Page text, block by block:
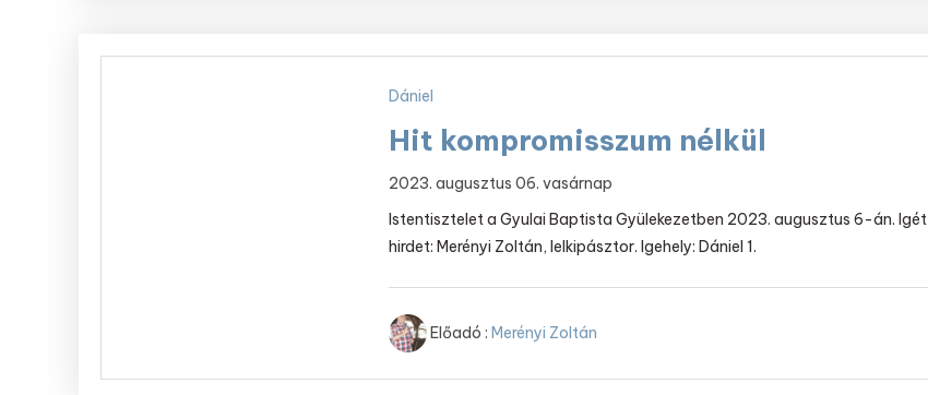
Dániel
Hit kompromisszum nélkül
2023. augusztus 06. vasárnap
Istentisztelet a Gyulai Baptista Gyülekezetben 2023. augusztus 6-án. Igét
hirdet: Merényi Zoltán, lelkipásztor. Igehely: Dániel 1.
Előadó : Merényi Zoltán